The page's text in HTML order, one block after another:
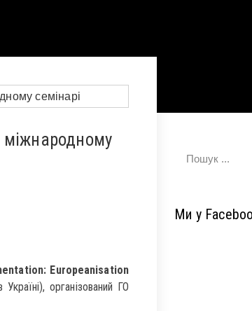
міжнародному
Europeanisation
організований ГО
Ми у